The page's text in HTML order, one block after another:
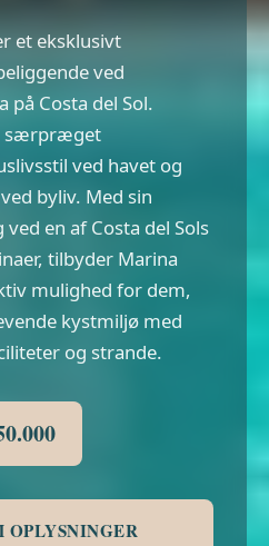
et eksklusivt
ved
på Costa del Sol.
særpræget
ved havet og
byliv. Med sin
en af Costa del Sols
tilbyder Marina
mulighed for dem,
kystmiljø med
og strande.
OPLYSNINGER